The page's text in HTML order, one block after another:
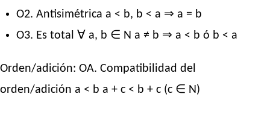
O2. Antisimétrica a < b, b < a ⇒ a = b
O3. Es total ∀ a, b ∈ N a ≠ b ⇒ a < b ó b < a
Orden/adición: OA. Compatibilidad del
orden/adición a < b a + c < b + c (c ∈ N)